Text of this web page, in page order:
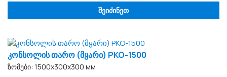
შეიძინეთ
კონსოლის თარო (მყარი) PKO-1500
ზომები: 1500x300x300 мм